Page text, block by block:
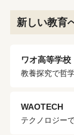
新しい教育
ワオ高等学校
教養探究で哲
WAOTECH
テクノロジー